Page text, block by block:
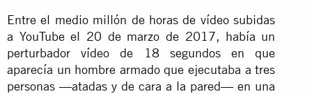
Entre el medio millón de horas de vídeo subidas
a YouTube el 20 de marzo de 2017, había un
perturbador vídeo de 18 segundos en que
aparecía un hombre armado que ejecutaba a tres
personas —atadas y de cara a la pared— en una